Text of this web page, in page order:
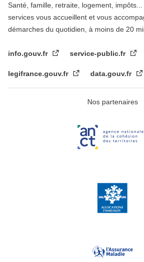
Santé, famille, retraite, logement,
services vous accueillent et vous
démarches du quotidien, à moins de 20
info.gouv.fr service-public.fr
legifrance.gouv.fr data.gouv.fr
Nos partenaires